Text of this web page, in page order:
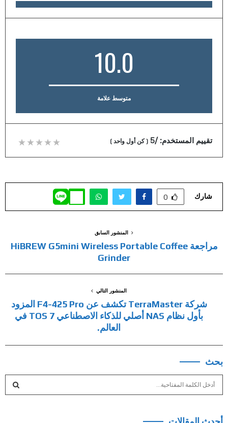
10.0
متوسط علامة
تقييم المستخدم:/5
(كن أول واحد )
شارك 0
المنشور السابق
مراجعة HiBREW G5mini Wireless Portable Coffee
Grinder
المنشور التالي
شركة TerraMaster تكشف عن F4-425 Pro المزود
بأول نظام NAS أصلي للذكاء الاصطناعي TOS 7 في
العالم.
بحث